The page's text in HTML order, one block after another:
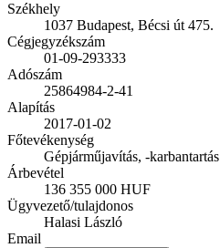
Székhely
1037 Budapest, Bécsi út 475.
Cégjegyzékszám
01-09-293333
Adószám
25864984-2-41
Alapítás
2017-01-02
Főtevékenység
Gépjárműjavítás, -karbantartás
Árbevétel
136 355 000 HUF
Ügyvezető/tulajdonos
Halasi László
Email